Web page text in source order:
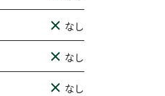
なし
なし
なし